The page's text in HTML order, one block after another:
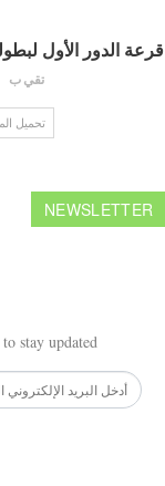
قرعة الدور الأول
تقي ب
تحميل
NEWSLETTER
stay updated.